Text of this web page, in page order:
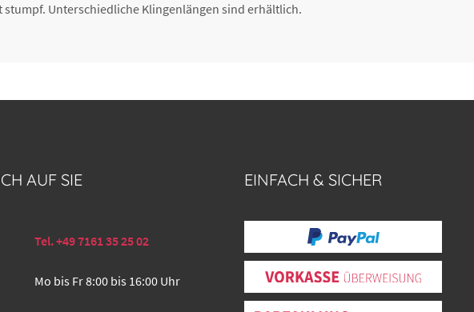
stumpf. Unterschiedliche Klingenlängen sind erhältlich.
AUF SIE
Tel. +49 7161 35 25 02
Mo bis Fr 8:00 bis 16:00 Uhr
EINFACH & SICHER